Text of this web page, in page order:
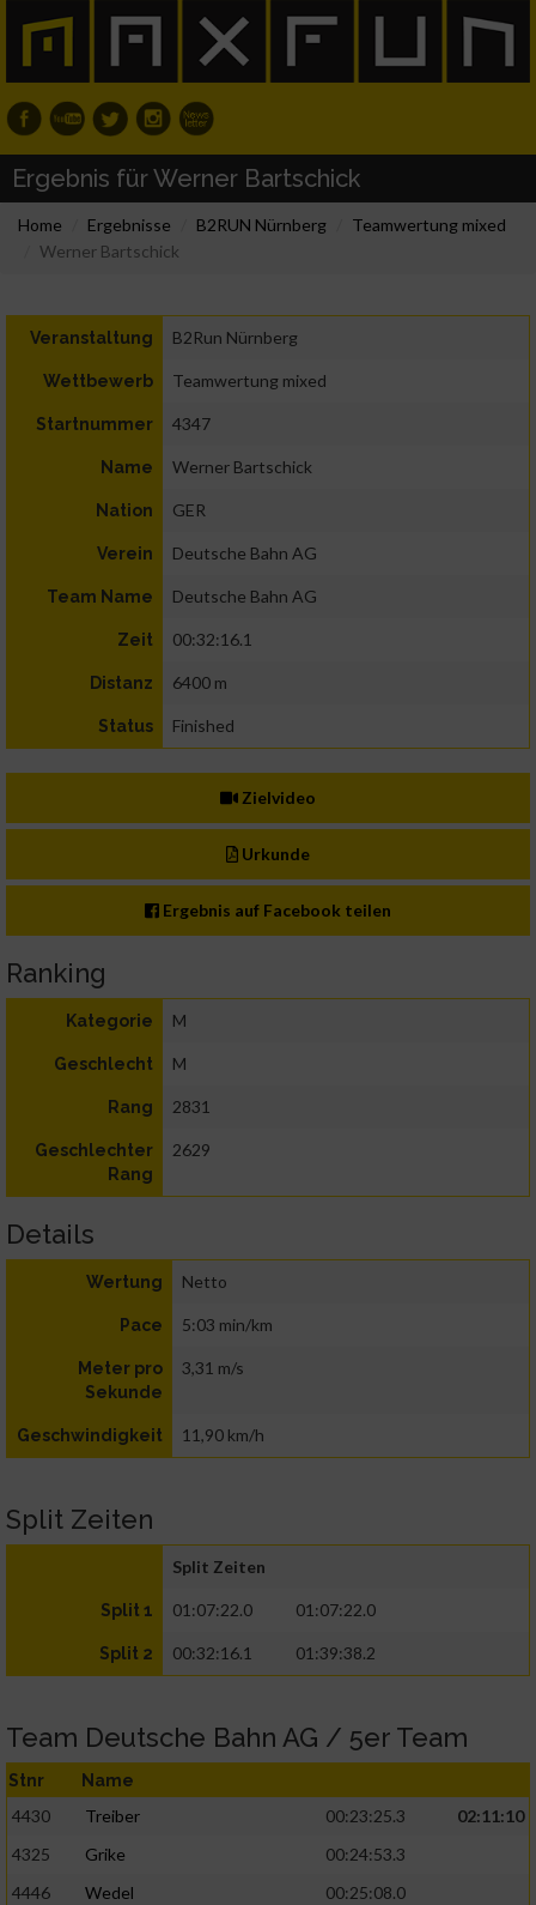
Ergebnis für Werner Bartschick
Home Ergebnisse B2RUN Nürnberg
Teamwertung mixed
Werner Bartschick
Veranstaltung B2Run Nürnberg
Wettbewerb Teamwertung mixed
Startnummer 4347
Name Werner Bartschick
Nation GER
Verein Deutsche Bahn AG
Team Name Deutsche Bahn AG
Zeit 00:32:16.1
Distanz 6400 m
Status Finished
Zielvideo
Urkunde
Ergebnis auf Facebook teilen
Ranking
Kategorie M
Geschlecht M
Rang 2831
Geschlechter
Rang
2629
Details
Wertung Netto
Pace 5:03 min/km
Meter pro
Sekunde
3,31 m/s
Geschwindigkeit 11,90 km/h
Split Zeiten
Split Zeiten
Split 1 01:07:22.0 01:07:22.0
Split 2 00:32:16.1 01:39:38.2
Team Deutsche Bahn AG / 5er Team
Stnr Name
4430 Treiber 00:23:25.3
02:11:10
4325
Grike
00:24:53.3
4446
Wedel
00:25:08.0